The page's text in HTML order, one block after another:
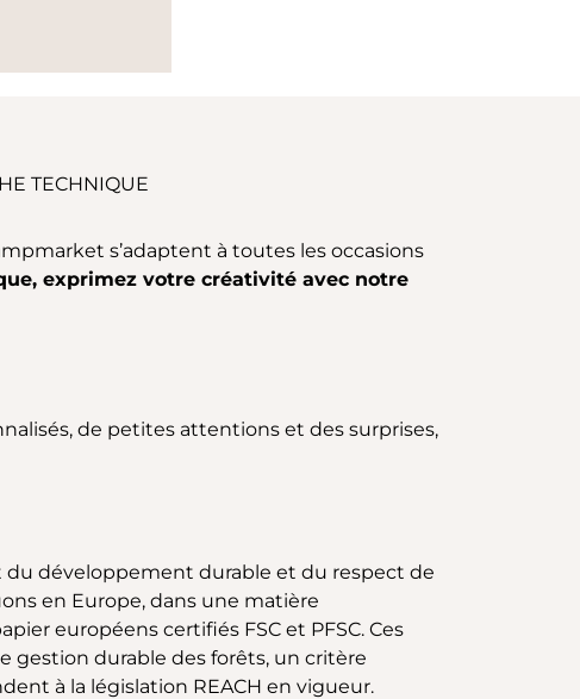
TECHNIQUE
s’adaptent à toutes les occasions
exprimez votre créativité avec notre
de petites attentions et des surprises,
du développement durable et du respect de
en Europe, dans une matière
européens certifiés FSC et PFSC. Ces
gestion durable des forêts, un critère
à la législation REACH en vigueur.